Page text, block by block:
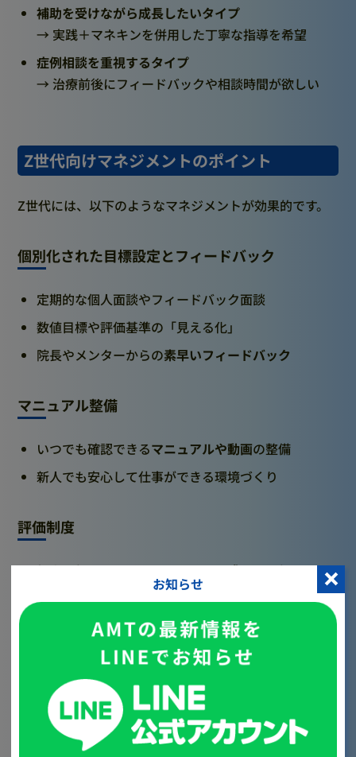
お知らせ
補助を受けながら成長したいタイプ
→ 実践＋マネキンを併用した丁寧な指導を希望
症例相談を重視するタイプ
→ 治療前後にフィードバックや相談時間が欲しい
Z世代向けマネジメントのポイント
Z世代には、以下のようなマネジメントが効果的です。
個別化された目標設定とフィードバック
定期的な個人面談やフィードバック面談
数値目標や評価基準の「見える化」
院長やメンターからの素早いフィードバック
マニュアル整備
いつでも確認できるマニュアルや動画の整備
新人でも安心して仕事ができる環境づくり
評価制度
個人評価だけでなく、チームでの成果も評価
「納得感」と「透明性」を重視した評価制度が必要
働き方の柔軟性
育休や有休の取得がしやすい環境
研修や勉強会の日程にも柔軟性を持たせる